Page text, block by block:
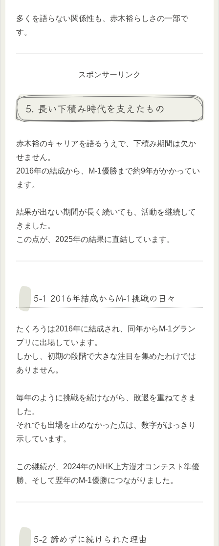
多くを語らない関係性も、赤木裕らしさの一部で
す。
スポンサーリンク
5. 長い下積み時代を支えたもの
赤木裕のキャリアを語るうえで、下積み期間は欠か
せません。
2016年の結成から、M-1優勝まで約9年がかかってい
ます。
結果が出ない期間が長く続いても、活動を継続して
きました。
この点が、2025年の結果に直結しています。
5-1 2016年結成からM-1挑戦の日々
たくろうは2016年に結成され、同年からM-1グラン
プリに出場しています。
しかし、初期の段階で大きな注目を集めたわけでは
ありません。
毎年のように挑戦を続けながら、敗退を重ねてきま
した。
それでも出場を止めなかった点は、数字がはっきり
示しています。
この継続が、2024年のNHK上方漫才コンテスト準優
勝、そして翌年のM-1優勝につながりました。
5-2 諦めずに続けられた理由